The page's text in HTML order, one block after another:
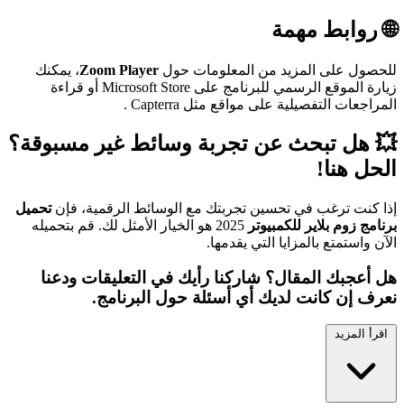
🌐روابط مهمة
للحصول على المزيد من المعلومات حول Zoom Player، يمكنك
زيارة الموقع الرسمي للبرنامج على Microsoft Store أو قراءة
المراجعات التفصيلية على مواقع مثل Capterra .
💥 هل تبحث عن تجربة وسائط غير مسبوقة؟
الحل هنا!
إذا كنت ترغب في تحسين تجربتك مع الوسائط الرقمية، فإنتحميل
برنامج زوم بلاير للكمبيوتر
2025 هو الخيار الأمثل لك. قم بتحميله
الآن واستمتع بالمزايا التي يقدمها.
هل أعجبك المقال؟ شاركنا رأيك في التعليقات ودعنا
نعرف إن كانت لديك أي أسئلة حول البرنامج.
اقرأ المزيد